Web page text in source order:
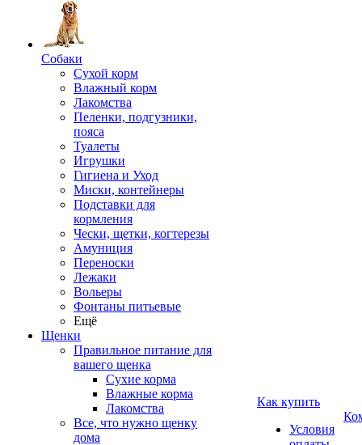
Собаки
Сухой корм
Влажный корм
Лакомства
Пеленки, подгузники,
пояса
Туалеты
Игрушки
Гигиена и Уход
Миски, контейнеры
Подставки для
кормления
Чески, щетки, когтерезы
Амуниция
Переноски
Лежаки
Вольеры
Фонтаны питьевые
Ещё
Щенки
Правильное питание для
вашего щенка
Сухие корма
Влажные корма
Лакомства
Все, что нужно щенку
дома
Как купить
Условия